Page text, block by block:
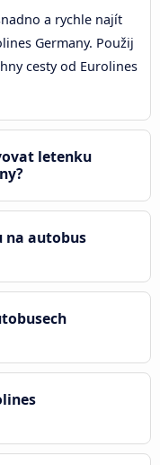
a rychle najít
Germany. Použij
cesty od Eurolines
letenku
na autobus